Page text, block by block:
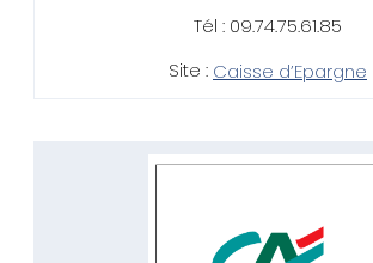
Tél : 09.74.75.61.85
Site : Caisse d’Epargne